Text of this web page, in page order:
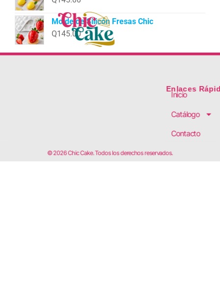
Molde de Silicón Fresas Chic
Q145.00
Enlaces
Inicio
Catálogo
Contacto
© 2026 Chic Cake. Todos los derechos reservados.